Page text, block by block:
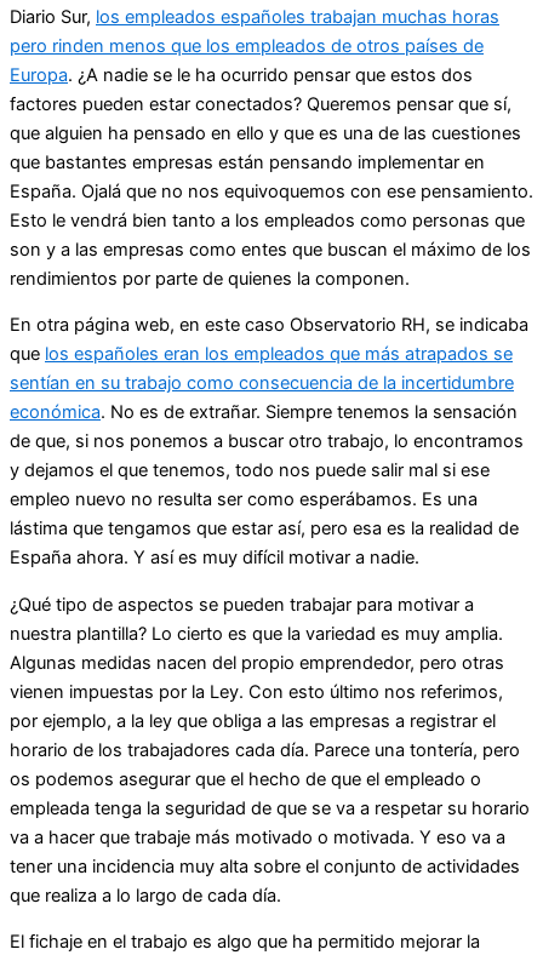
Diario Sur, los empleados españoles trabajan muchas horas
pero rinden menos que los empleados de otros países de
Europa. ¿A nadie se le ha ocurrido pensar que estos dos
factores pueden estar conectados? Queremos pensar que sí,
que alguien ha pensado en ello y que es una de las cuestiones
que bastantes empresas están pensando implementar en
España. Ojalá que no nos equivoquemos con ese pensamiento.
Esto le vendrá bien tanto a los empleados como personas que
son y a las empresas como entes que buscan el máximo de los
rendimientos por parte de quienes la componen.
En otra página web, en este caso Observatorio RH, se indicaba
que los españoles eran los empleados que más atrapados se
sentían en su trabajo como consecuencia de la incertidumbre
económica. No es de extrañar. Siempre tenemos la sensación
de que, si nos ponemos a buscar otro trabajo, lo encontramos
y dejamos el que tenemos, todo nos puede salir mal si ese
empleo nuevo no resulta ser como esperábamos. Es una
lástima que tengamos que estar así, pero esa es la realidad de
España ahora. Y así es muy difícil motivar a nadie.
¿Qué tipo de aspectos se pueden trabajar para motivar a
nuestra plantilla? Lo cierto es que la variedad es muy amplia.
Algunas medidas nacen del propio emprendedor, pero otras
vienen impuestas por la Ley. Con esto último nos referimos,
por ejemplo, a la ley que obliga a las empresas a registrar el
horario de los trabajadores cada día. Parece una tontería, pero
os podemos asegurar que el hecho de que el empleado o
empleada tenga la seguridad de que se va a respetar su horario
va a hacer que trabaje más motivado o motivada. Y eso va a
tener una incidencia muy alta sobre el conjunto de actividades
que realiza a lo largo de cada día.
El fichaje en el trabajo es algo que ha permitido mejorar la